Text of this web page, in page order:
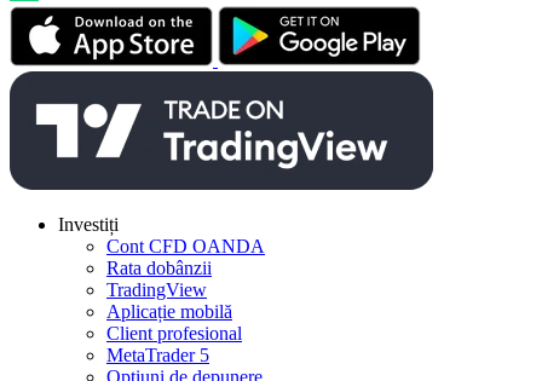
Investiți
Cont CFD OANDA
Rata dobânzii
TradingView
Aplicație mobilă
Client profesional
MetaTrader 5